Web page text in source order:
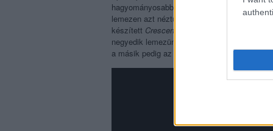
hagyományosabb jazzkvartett album volt,
lemezen azt néztük meg, merre tudunk
készített Crescendó
negyedik lemezünk felé mutattak. A
a másik pedig az első albumra hasonlító,